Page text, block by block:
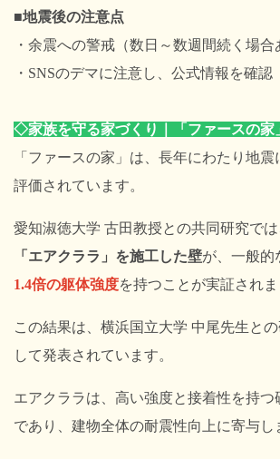
■地震後の注意点
・余震への警戒（数日～数週間続く場合
・SNSのデマに注意し、公式情報を確認
◇家族を守る家づくり｜「ファースの家
「ファースの家」は、長年にわたり地
評価されています。
愛知淑徳大学 古田教授との共同研究では
「エアクララ」を施工した壁が、一般的
1.4倍の躯体強度を持つことが実証されま
この結果は、横浜国立大学 中尾先生と
して発表されています。
エアクララは、高い強度と接着性を持つ
であり、建物全体の耐震性向上に寄与し